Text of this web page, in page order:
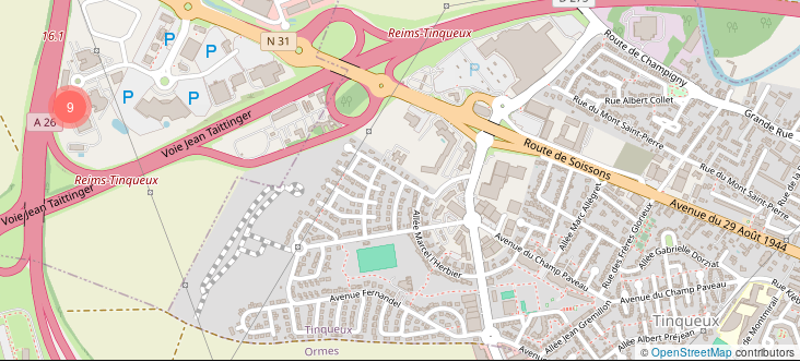
9
©OpenStreetMapcontributors